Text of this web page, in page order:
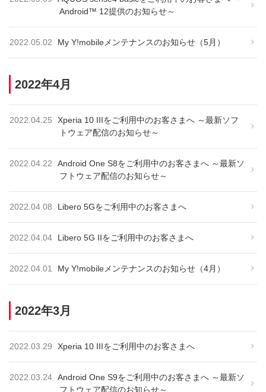
Android™ 12提供のお知らせ～
2022.05.02 My Y!mobileメンテナンスのお知らせ（5月）
2022年4月
2022.04.25
Xperia 10 IIIをご利用中のお客さまへ ～最新ソフ
トウェア配信のお知らせ～
2022.04.22
Android One S8をご利用中のお客さまへ ～最新ソ
フトウェア配信のお知らせ～
2022.04.08 Libero 5Gをご利用中のお客さまへ
2022.04.04 Libero 5G IIをご利用中のお客さまへ
2022.04.01 My Y!mobileメンテナンスのお知らせ（4月）
2022年3月
2022.03.29 Xperia 10 IIIをご利用中のお客さまへ
2022.03.24 Android One S9をご利用中のお客さまへ ～最新ソ
フトウェア配信のお知らせ～